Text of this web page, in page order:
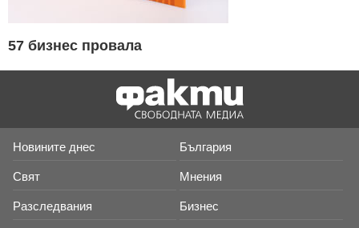
57 бизнес провала
Новините днес България
Свят Мнения
Разследвания Бизнес